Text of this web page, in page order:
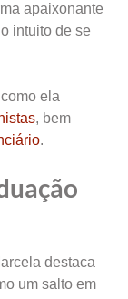
apaixonante
intuito de se
ela
, bem
.
destaca
um salto em